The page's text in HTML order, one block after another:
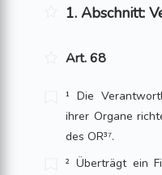
1. Abschnitt:
Art. 68
¹ Die
ihrer Organe
des OR³⁷.
² Überträgt ein